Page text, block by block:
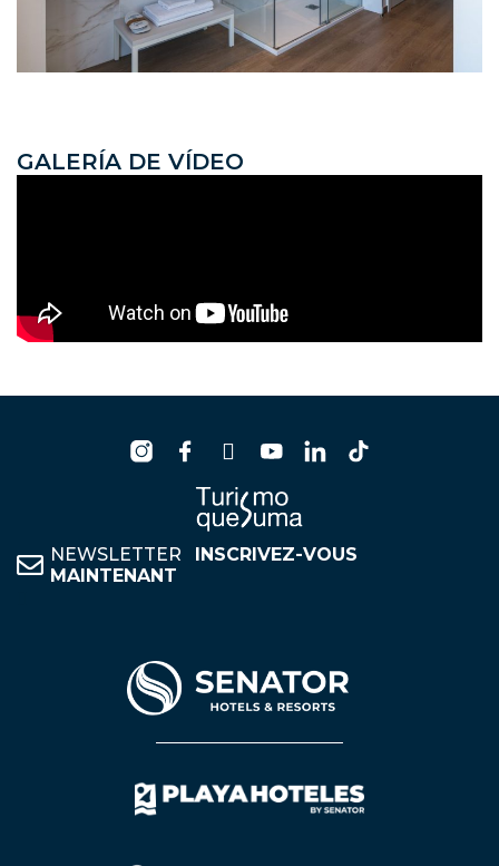
GALERÍA DE VÍDEO
NEWSLETTER
INSCRIVEZ-VOUS
MAINTENANT